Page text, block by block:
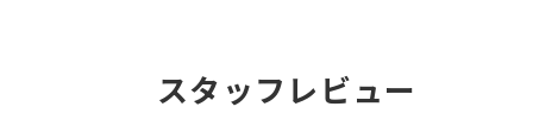
スタッフレビュー